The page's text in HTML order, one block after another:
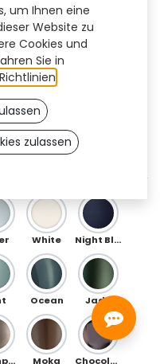
White Night Blue
Ocean Jade
Champagne Moka Chocolate
um Ihnen eine
Website zu
Cookies und
Sie in
zulassen